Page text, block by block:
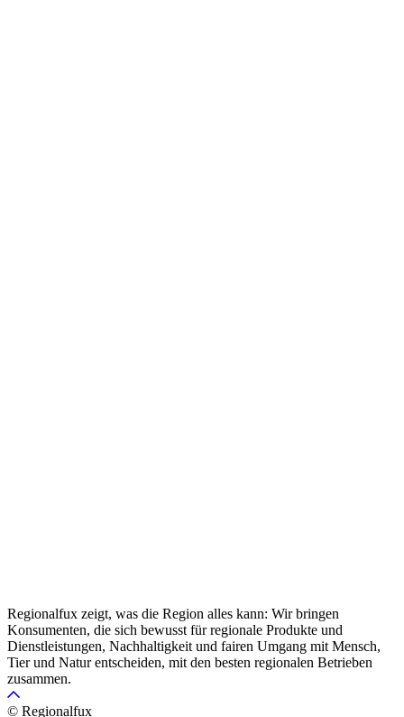
Regionalfux zeigt, was die Region alles kann: Wir bringen
Konsumenten, die sich bewusst für regionale Produkte und
Dienstleistungen, Nachhaltigkeit und fairen Umgang mit Mensch,
Tier und Natur entscheiden, mit den besten regionalen Betrieben
zusammen.
© Regionalfux